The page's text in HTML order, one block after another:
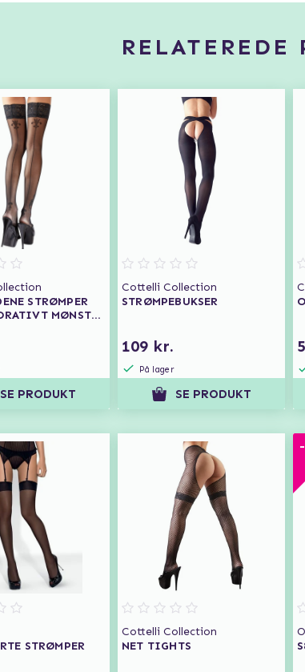
RELATEREDE
STRØMPER
MØNSTER
SE PRODUKT
Cottelli Collection
STRØMPEBUKSER
109 kr.
På lager
SE PRODUKT
STRØMPER
Cottelli Collection
NET TIGHTS